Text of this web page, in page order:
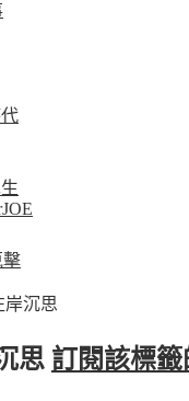
擊
岸沉思
思 訂閱該標